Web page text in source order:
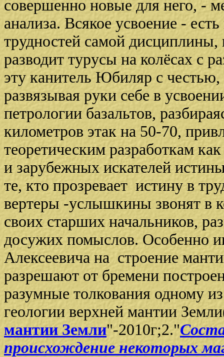
совершенно новые для него, -
анализа. Всякое усвоение -
трудностей самой дисциплины,
разводит турусы на колёсах с
эту канитель Юбиляр с честью,
развязывая руки себе в
петрологии базальтов,
километров этак на 50-70,
теоретическим разработкам
и зарубежных искателей
те, кто прозревает истину в
вертеры -услышкины звонят в
своих старших начальников,
досужих помыслов. Особенно
Алексеевича на строение
разрешают от бремени
разумные толкования одному
геологии верхней мантии
мантии Земли"-2010г;2."
происхождение некоторых